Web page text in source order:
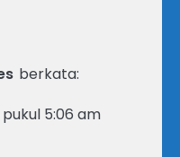
berkata:
5:06 am